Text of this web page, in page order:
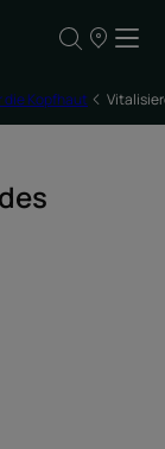
UNSERE
die Kopfhaut